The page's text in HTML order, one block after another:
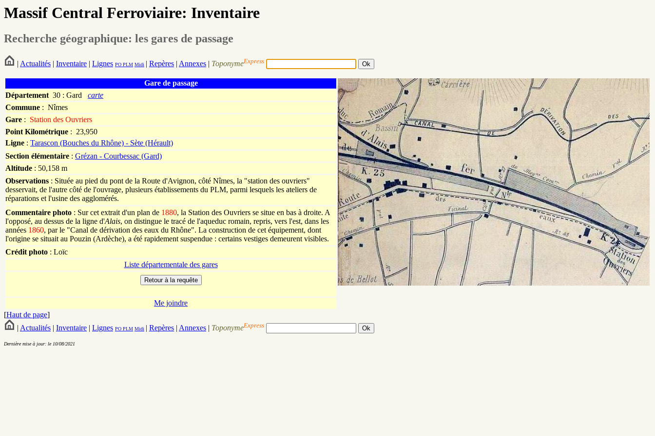
Massif Central Ferroviaire: Inventaire
Recherche géographique: les gares de passage
| Actualités | Inventaire | Lignes PO PLM Midi | Repères | Annexes | ToponymeExpress
Gare de passage
Département 30 : Gard carte
Commune : Nîmes
Gare : Station des Ouvriers
Point Kilométrique : 23,950
Ligne : Tarascon (Bouches du Rhône) - Sète (Hérault)
Section élémentaire : Grézan - Courbessac (Gard)
Altitude : 50,158 m
Observations : Située au pied du pont de la Route d'Avignon, côté Nîmes, la "station des ouvriers"
desservait, de l'autre côté de l'ouvrage, plusieurs établissements du PLM, parmi lesquels les ateliers de
réparations et l'usine des agglomérés.
Commentaire photo : Sur cet extrait d'un plan de 1880, la Station des Ouvriers se situe en bas à droite. A
l'opposé, au dessus de la ligne d'Alais, on distingue le tracé de l'aqueduc romain, repris, vers l'est, dans les
années 1860, par le "Canal de dérivation des eaux du Rhône". La construction de cet équipement, dont
l'origine se situait au Pouzin (Ardèche), a été rapidement suspendue : certains vestiges demeurent visibles.
Crédit photo : Loïc
Liste départementale des gares
Me joindre
[Haut de page]
| Actualités | Inventaire | Lignes PO PLM Midi | Repères | Annexes | ToponymeExpress
Dernière mise à jour: le 10/08/2021